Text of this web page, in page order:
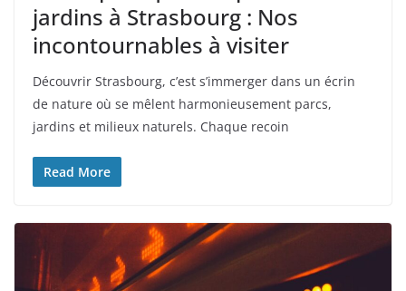
jardins à Strasbourg : Nos
incontournables à visiter
Découvrir Strasbourg, c’est s’immerger dans un écrin
de nature où se mêlent harmonieusement parcs,
jardins et milieux naturels. Chaque recoin
Read More